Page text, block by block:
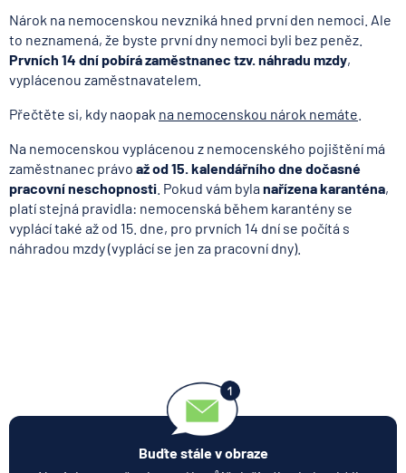
Nárok na nemocenskou nevzniká hned první den nemoci. Ale
to neznamená, že byste první dny nemoci byli bez peněz.
Prvních 14 dní pobírá zaměstnanec tzv. náhradu mzdy,
vyplácenou zaměstnavatelem.
Přečtěte si, kdy naopak na nemocenskou nárok nemáte
Na nemocenskou vyplácenou z nemocenského pojištění má
zaměstnanec právo až od 15. kalendářního dne dočasné
pracovní neschopnosti . Pokud vám byla nařízena karanténa,
platí stejná pravidla: nemocenská během karantény se
vyplácí také až od 15. dne, pro prvních 14 dní se počítá s
náhradou mzdy (vyplácí se jen za pracovní dny).
Buďte stále v obraze